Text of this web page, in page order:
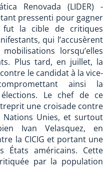
Renovada (LIDER) -
pressenti pour gagner
fut la cible de critiques
qui l’accusèrent
lorsqu’elles
Plus tard, en juillet, la
le candidat à la vice-
ainsi la
Le chef de ce
une croisade contre
Nations Unies, et surtout
Ivan Velasquez, en
la CICIG et portant une
États américains. Cette
par la population